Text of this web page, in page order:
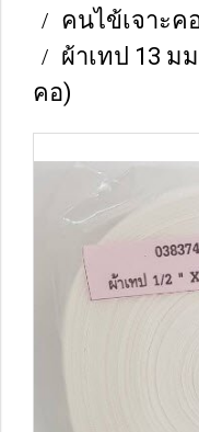
คนไข้เจาะค
ผ้าเทป 13 ม
คอ)